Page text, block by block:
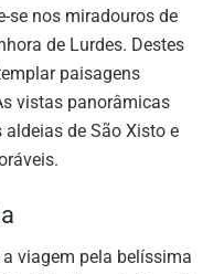
se nos miradouros de
de Lurdes. Destes
paisagens
vistas panorâmicas
aldeias de São Xisto e
viagem pela belíssima